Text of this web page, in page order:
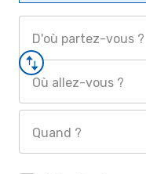
D'où partez-vous ?
Où allez-vous ?
Quand ?